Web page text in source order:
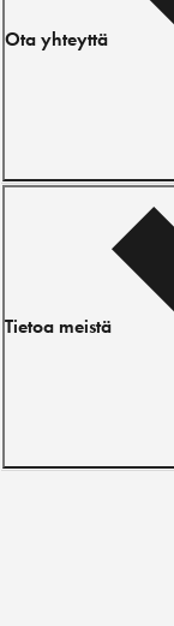
Ota yhteyttä
Tietoa meistä